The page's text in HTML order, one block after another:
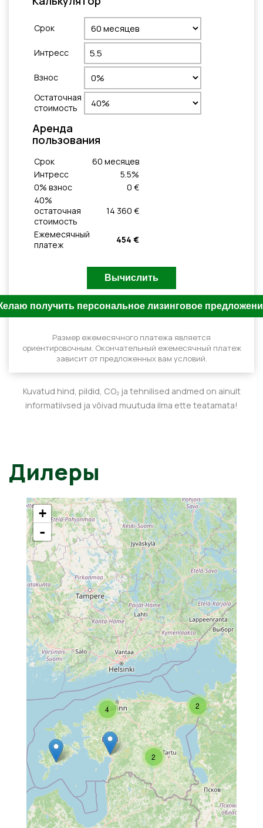
Cрок
Интресс
Взнос
Остаточная
стоимость
Aренда
пользования
Cрок 60 месяцeв
Интресс
5.5%
0% взнос
0 €
40%
остаточная
стоимость
14 360 €
Ежемесячный
платеж
454 €
Размер ежемесячного платежа является
ориентировочным. Окончательный ежемесячный платеж
зависит от предложенных вам условий.
Kuvatud hind, pildid, CO₂ ja tehnilised andmed on ainult
informatiivsed ja võivad muutuda ilma ette teatamata!
Дилеры
2
2
4
+
-